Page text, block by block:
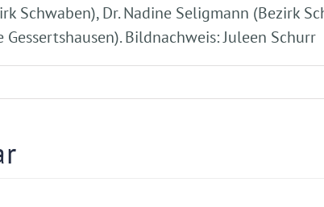
Schwaben), Dr. Nadine Seligmann (Bezirk
Bildnachweis: Juleen Schurr